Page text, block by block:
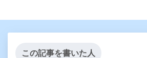
この記事を書いた人